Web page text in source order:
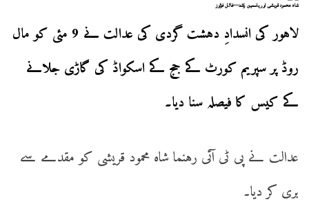
شاہ محمود قریشی اور یاسمین راشد—فائل فوٹوز
لاہور کی انسدادِ دہشت گردی کی عدالت نے 9 مئی کو مال
روڈ پر سپریم کورٹ کے جج کے اسکواڈ کی گاڑی جلانے
کے کیس کا فیصلہ سنا دیا۔
عدالت نے پی ٹی آئی رہنما شاہ محمود قریشی کو مقدمے سے
بری کر دیا۔